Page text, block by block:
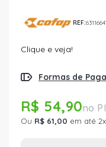
REF:6311664
Clique e veja!
Formas de
R$ 54,90
Ou R$ 61,00 em até